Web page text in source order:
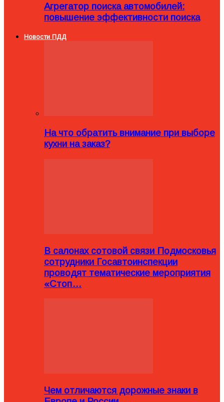
Агрегатор поиска автомобилей:
повышение эффективности поиска
Новости ПДД
На что обратить внимание при выборе
кухни на заказ?
В салонах сотовой связи Подмосковья
сотрудники Госавтоинспекции
проводят тематические мероприятия
«Стоп…
Чем отличаются дорожные знаки в